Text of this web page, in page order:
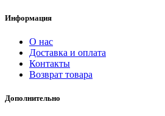
Информация
О нас
Доставка и оплата
Контакты
Возврат товара
Дополнительно